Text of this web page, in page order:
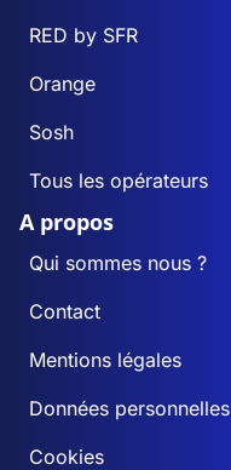
RED by SFR
Orange
Sosh
Tous les opérateurs
A propos
Qui sommes nous ?
Contact
Mentions légales
Données personnelles
Cookies